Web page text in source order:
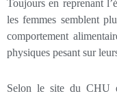
Toujours en reprenant
les femmes semblent
comportement
physiques pesant sur
Selon le site du CHU